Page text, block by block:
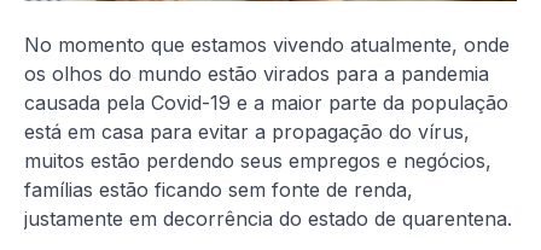
No momento que estamos vivendo atualmente, onde
os olhos do mundo estão virados para a pandemia
causada pela Covid-19 e a maior parte da população
está em casa para evitar a propagação do vírus,
muitos estão perdendo seus empregos e negócios,
famílias estão ficando sem fonte de renda,
justamente em decorrência do estado de quarentena.